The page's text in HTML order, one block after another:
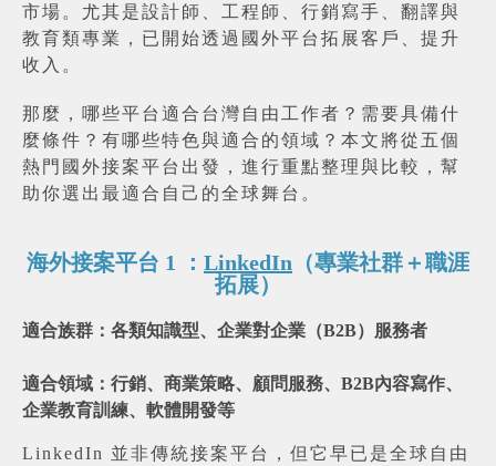
市場。尤其是設計師、工程師、行銷寫手、翻譯與
教育類專業，已開始透過國外平台拓展客戶、提升
收入。
那麼，哪些平台適合台灣自由工作者？需要具備什
麼條件？有哪些特色與適合的領域？本文將從五個
熱門國外接案平台出發，進行重點整理與比較，幫
助你選出最適合自己的全球舞台。
海外接案平台 1 ： LinkedIn （專業社群＋職涯
拓展）
適合族群：各類知識型、企業對企業（B2B）服務者
適合領域：行銷、商業策略、顧問服務、B2B內容寫作、
企業教育訓練、軟體開發等
LinkedIn 並非傳統接案平台，但它早已是全球自由